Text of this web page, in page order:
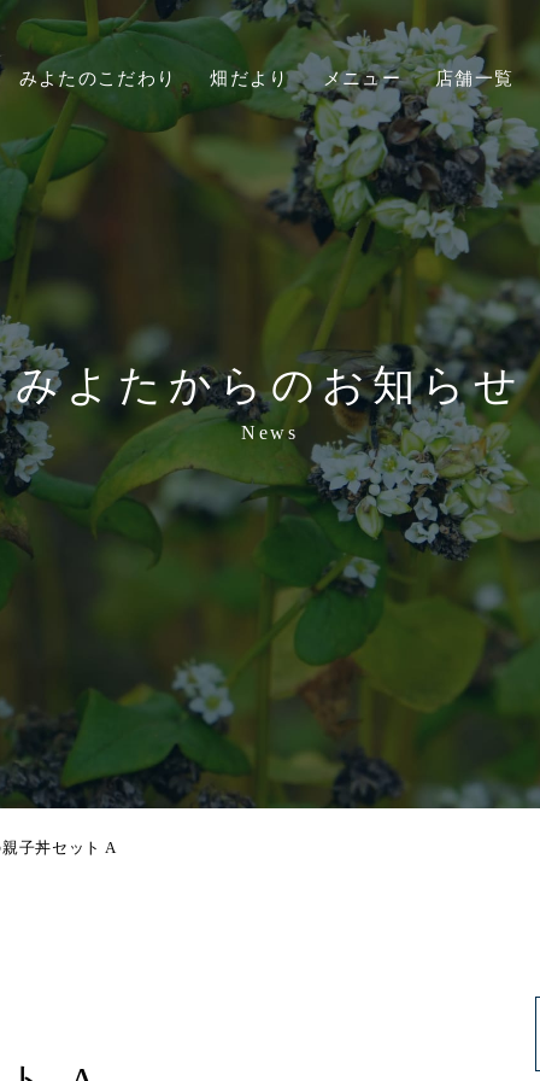
みよたのこだわり 畑だより メニュー 店舗一覧
みよたからのお知らせ
News
子丼セット A